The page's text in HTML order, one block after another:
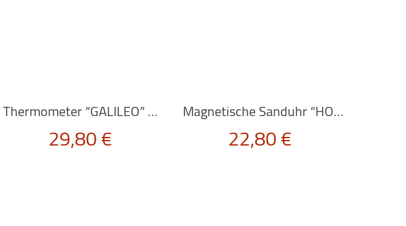
Thermometer “GALILEO” von Kikkerland
29,80€
Magnetische Sanduhr “HOURGLASS” von Kikkerland
22,80€